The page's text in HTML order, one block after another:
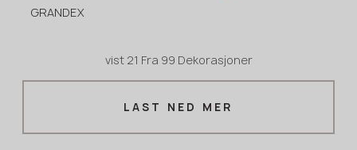
GRANDEX
3680x760x12 mm på lager
vist 21 Fra 99 Dekorasjoner
LAST NED MER